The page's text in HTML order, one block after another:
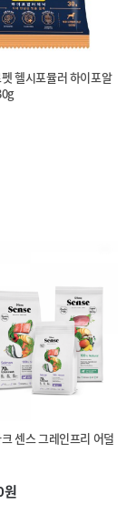
헬시포뮬러 하이포알
센스 그레인프리 어덜